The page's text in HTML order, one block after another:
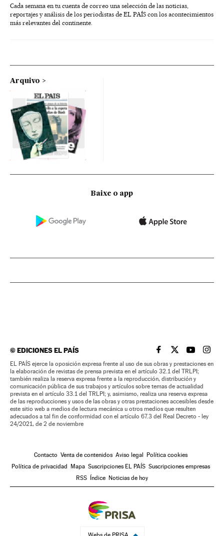
Cada semana en tu cuenta de correo una selección de las noticias,
reportajes y análisis de los periodistas de EL PAÍS con los acontecimientos
más relevantes del continente.
Arquivo
Baixe o app
©EDICIONES EL PAÍS EL PAÍS BRASIL EN
EL PAÍSEL PAÍS
EL
EL PAÍS ejerce la oposición expresa frente al uso de sus obras y prestaciones en
la elaboración de revistas de prensa prevista en el artículo 32.1 del TRLPI;
también realiza la reserva expresa frente a la reproducción, distribución y
comunicación pública de sus trabajos y artículos sobre temas de actualidad
prevista en el artículo 33.1 del TRLPI; y, asimismo, realiza una reserva expresa
de las reproducciones y usos de las obras y otras prestaciones accesibles desde
este sitio web a medios de lectura mecánica u otros medios que resulten
adecuados a tal fin de conformidad con el artículo 67.3 del Real Decreto - ley
24/2021, de 2 de noviembre
Contacto Venta de contenidos Aviso legal
Política cookies
Política de privacidad
Mapa Suscripciones EL PAÍS Suscripciones empresas
RSS
Índice Noticias de hoy